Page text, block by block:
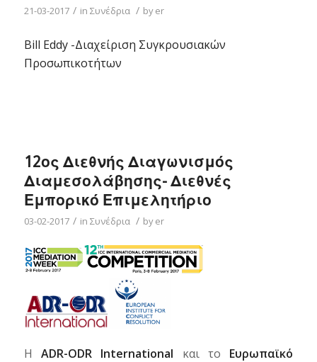
21-03-2017 / in Συνέδρια / byer
Bill Eddy -Διαχείριση Συγκρουσιακών
Προσωπικοτήτων
12ος Διεθνής Διαγωνισμός
Διαμεσολάβησης- Διεθνές
Εμπορικό Επιμελητήριο
03-02-2017 / in Συνέδρια / byer
Η ADR-ODR International και το Ευρωπαϊκό